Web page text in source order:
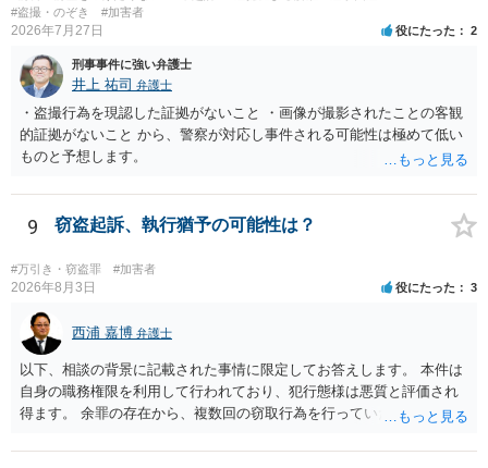
#盗撮・のぞき
#加害者
2026年7月27日 役にたった 2
刑事事件に強い弁護士
井上 祐司 弁護士
・盗撮行為を現認した証拠がないこと ・画像が撮影されたことの客観
的証拠がないこと から、警察が対応し事件される可能性は極めて低い
ものと予想します。
9 窃盗起訴、執行猶予の可能性は？
#万引き・窃盗罪 #加害者
2026年8月3日 役にたった 3
西浦 嘉博 弁護士
以下、相談の背景に記載された事情に限定してお答えします。 本件は
自身の職務権限を利用して行われており、犯行態様は悪質と評価され
得ます。 余罪の存在から、複数回の窃取行為を行っていたことも悪質
ると思われます。 他方、余罪を含めた全額を弁済していることは、被